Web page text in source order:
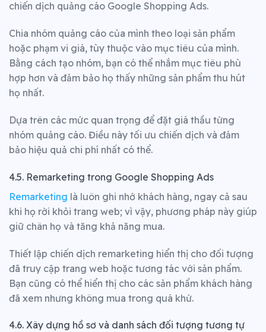
chiến dịch quảng cáo Google Shopping Ads.
Chia nhóm quảng cáo của mình theo loại sản phẩm
hoặc phạm vi giá, tùy thuộc vào mục tiêu của mình.
Bằng cách tạo nhóm, bạn có thể nhắm mục tiêu phù
hợp hơn và đảm bảo họ thấy những sản phẩm thu hút
họ nhất.
Dựa trên các mức quan trọng để đặt giá thầu từng
nhóm quảng cáo. Điều này tối ưu chiến dịch và đảm
bảo hiệu quả chi phí nhất có thể.
4.5. Remarketing trong Google Shopping Ads
Remarketing là luôn ghi nhớ khách hàng, ngay cả sau
khi họ rời khỏi trang web; vì vậy, phương pháp này giúp
giữ chân họ và tăng khả năng mua.
Thiết lập chiến dịch remarketing hiển thị cho đối tượng
đã truy cập trang web hoặc tương tác với sản phẩm.
Bạn cũng có thể hiển thị cho các sản phẩm khách hàng
đã xem nhưng không mua trong quá khứ.
4.6. Xây dựng hồ sơ và danh sách đối tượng tương tự